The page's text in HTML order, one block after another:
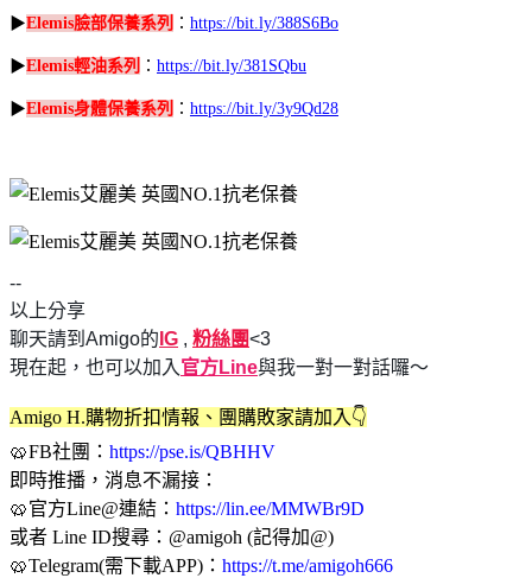
▶Elemis臉部保養系列 ： https://bit.ly/388S6Bo
▶Elemis輕油系列 ： https://bit.ly/381SQbu
▶Elemis身體保養系列 ： https://bit.ly/3y9Qd28
--
以上分享
聊天請到Amigo的 IG , 粉絲團<3
現在起，也可以加入 官方Line與我一對一對話囉～
Amigo H.購物折扣情報、團購敗家請加入👇
🥨FB社團： https://pse.is/QBHHV
即時推播，消息不漏接：
🥨官方Line@連結： https://lin.ee/MMWBr9D
或者 Line ID搜尋：@amigoh (記得加@)
🥨Telegram(需下載APP)： https://t.me/amigoh666